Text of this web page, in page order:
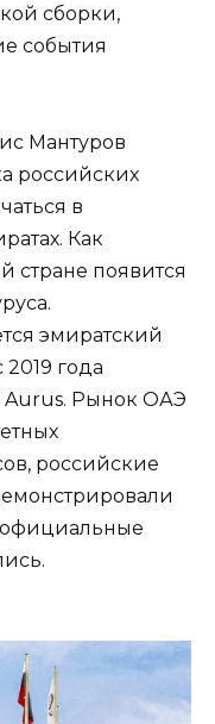
Мантуров
российских
в
Как
стране появится
эмиратский
года
Aurus. Рынок ОАЭ
российские
официальные